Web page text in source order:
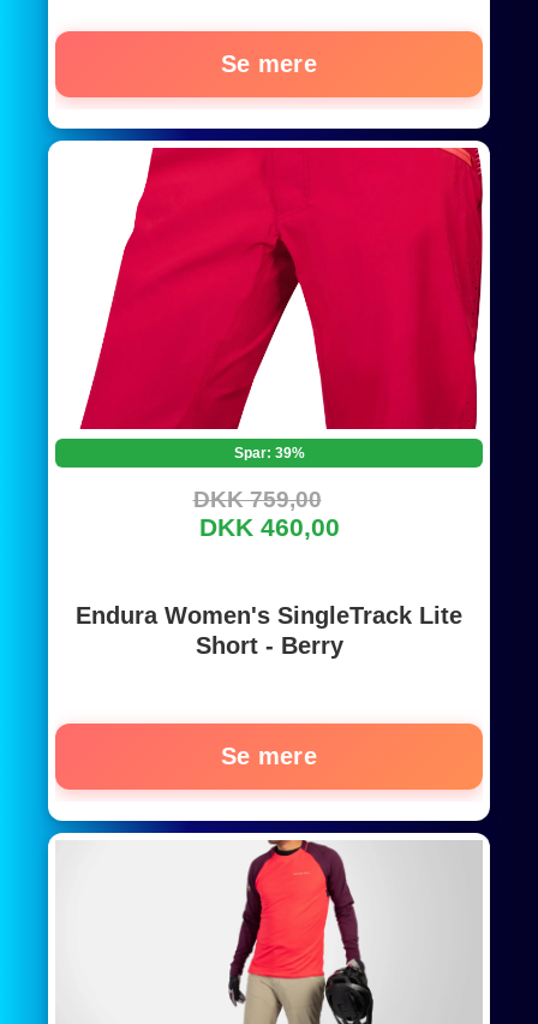
Se mere
Spar: 39%
DKK 759,00
DKK 460,00
Endura Women's SingleTrack Lite
Short - Berry
Se mere